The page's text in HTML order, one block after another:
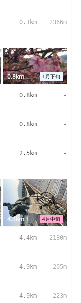
0.1km 2366m
1月下旬
0.8km
0.8km -
0.8km -
2.5km -
4月中旬
4.3km
4.4km 2180m
4.9km 205m
4.9km 223m